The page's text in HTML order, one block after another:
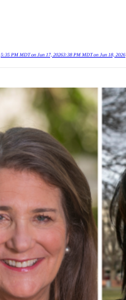
5:35 PM MDT on Jun 17, 20263:38 PM MDT on Jun 18, 2026